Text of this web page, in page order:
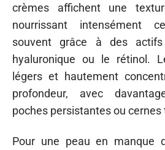
crèmes affichent une
nourrissant intensément
souvent grâce à des actifs
hyaluronique ou le rétinol.
légers et hautement
profondeur, avec
poches persistantes ou cernes
Pour une peau en manque